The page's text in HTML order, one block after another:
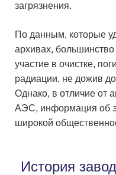
загрязнения.
По данным, которые
архивах,
участие в очистке,
радиации, не дожив
Однако, в отличие от
АЭС, информация об
широкой
История